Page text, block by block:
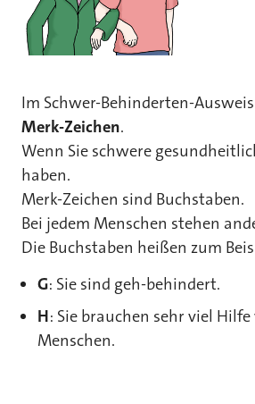
Im Schwer-Behinderten-
Merk-Zeichen.
Wenn Sie schwere
haben.
Merk-Zeichen sind Buchstaben.
Bei jedem Menschen stehen
Die Buchstaben heißen zum
G: Sie sind geh-behindert.
H: Sie brauchen sehr viel
Menschen.